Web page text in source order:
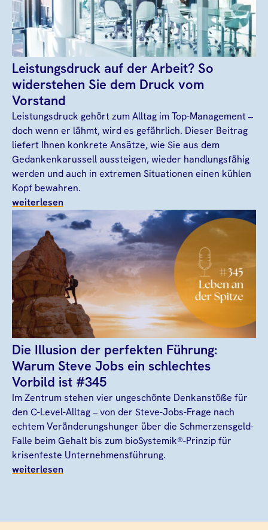
Leistungsdruck auf der Arbeit? So
widerstehen Sie dem Druck vom
Vorstand
Leistungsdruck gehört zum Alltag im Top-Management –
doch wenn er lähmt, wird es gefährlich. Dieser Beitrag
liefert Ihnen konkrete Ansätze, wie Sie aus dem
Gedankenkarussell aussteigen, wieder handlungsfähig
werden und auch in extremen Situationen einen kühlen
Kopf bewahren.
weiterlesen
Die Illusion der perfekten Führung:
Warum Steve Jobs ein schlechtes
Vorbild ist #345
Im Zentrum stehen vier ungeschönte Denkanstöße für
den C-Level-Alltag – von der Steve-Jobs-Frage nach
echtem Veränderungshunger über die Schmerzensgeld-
Falle beim Gehalt bis zum bioSystemik®-Prinzip für
krisenfeste Unternehmensführung.
weiterlesen